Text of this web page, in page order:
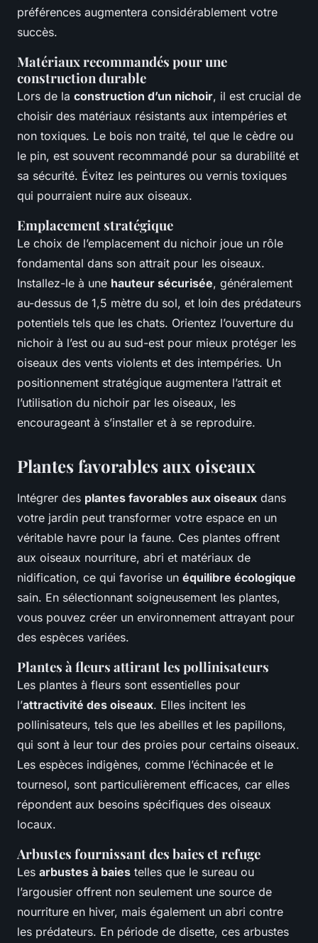
préférences augmentera considérablement votre
succès.
Matériaux recommandés pour une
construction durable
Lors de la construction d’un nichoir, il est crucial de
choisir des matériaux résistants aux intempéries et
non toxiques. Le bois non traité, tel que le cèdre ou
le pin, est souvent recommandé pour sa durabilité et
sa sécurité. Évitez les peintures ou vernis toxiques
qui pourraient nuire aux oiseaux.
Emplacement stratégique
Le choix de l’emplacement du nichoir joue un rôle
fondamental dans son attrait pour les oiseaux.
Installez-le à une hauteur sécurisée, généralement
au-dessus de 1,5 mètre du sol, et loin des prédateurs
potentiels tels que les chats. Orientez l’ouverture du
nichoir à l’est ou au sud-est pour mieux protéger les
oiseaux des vents violents et des intempéries. Un
positionnement stratégique augmentera l’attrait et
l’utilisation du nichoir par les oiseaux, les
encourageant à s’installer et à se reproduire.
Plantes favorables aux oiseaux
Intégrer des plantes favorables aux oiseaux dans
votre jardin peut transformer votre espace en un
véritable havre pour la faune. Ces plantes offrent
aux oiseaux nourriture, abri et matériaux de
nidification, ce qui favorise un équilibre écologique
sain. En sélectionnant soigneusement les plantes,
vous pouvez créer un environnement attrayant pour
des espèces variées.
Plantes à fleurs attirant les pollinisateurs
Les plantes à fleurs sont essentielles pour
l’attractivité des oiseaux. Elles incitent les
pollinisateurs, tels que les abeilles et les papillons,
qui sont à leur tour des proies pour certains oiseaux.
Les espèces indigènes, comme l’échinacée et le
tournesol, sont particulièrement efficaces, car elles
répondent aux besoins spécifiques des oiseaux
locaux.
Arbustes fournissant des baies et refuge
Les arbustes à baies telles que le sureau ou
l’argousier offrent non seulement une source de
nourriture en hiver, mais également un abri contre
les prédateurs. En période de disette, ces arbustes